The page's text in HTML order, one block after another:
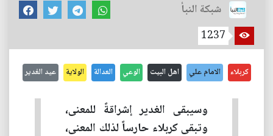
شبكة النبأ
1237
كربلاء الامام علي اهل البيت الوعي العدالة الولاية عيد الغدير
وسيبقى الغدير إشراقةً للمعنى،
وتبقى كربلاء حارساً لذلك المعنى،